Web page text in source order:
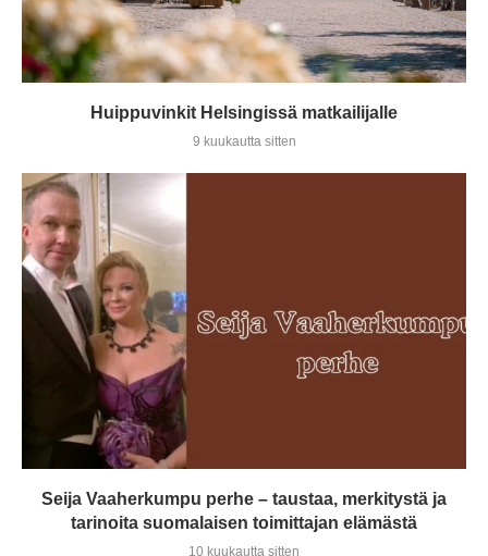
Huippuvinkit Helsingissä matkailijalle
9 kuukautta sitten
Seija Vaaherkumpu perhe – taustaa, merkitystä ja
tarinoita suomalaisen toimittajan elämästä
10 kuukautta sitten